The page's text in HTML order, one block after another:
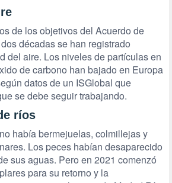
de los objetivos del Acuerdo de
décadas se han registrado
del aire. Los niveles de partículas en
de carbono han bajado en Europa
datos de un ISGlobal que
se debe seguir trabajando.
ríos
había bermejuelas, colmillejas y
Los peces habían desaparecido
sus aguas. Pero en 2021 comenzó
para su retorno y la